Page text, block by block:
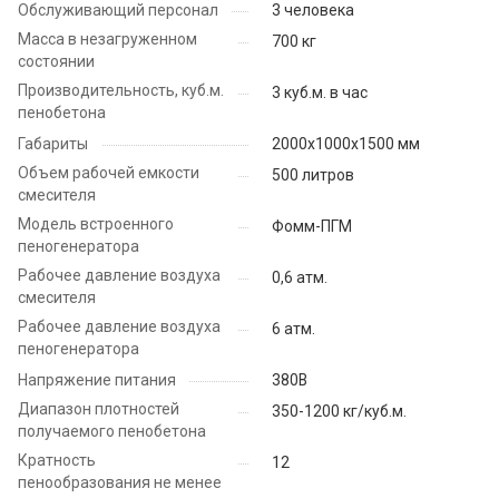
Обслуживающий персонал
3 человека
Масса в незагруженном
состоянии
700 кг
Производительность, куб.м.
пенобетона
3 куб.м. в час
Габариты
2000х1000х1500 мм
Объем рабочей емкости
смесителя
500 литров
Модель встроенного
пеногенератора
Фомм-ПГМ
Рабочее давление воздуха
смесителя
0,6 атм.
Рабочее давление воздуха
пеногенератора
6 атм.
Напряжение питания
380В
Диапазон плотностей
получаемого пенобетона
350-1200 кг/куб.м.
Кратность
пенообразования не менее
12